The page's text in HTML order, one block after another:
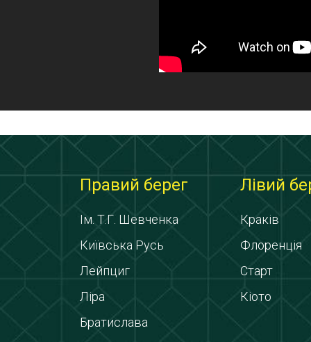
Правий берег
Ім. Т.Г. Шевченка
Київська Русь
Лейпциг
Ліра
Братислава
Лівий
Краків
Флоренція
Старт
Кіото